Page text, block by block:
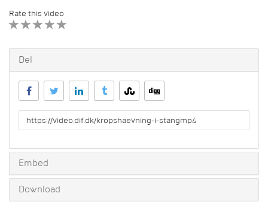
Rate this video
Del
URL
to
Embed
Download